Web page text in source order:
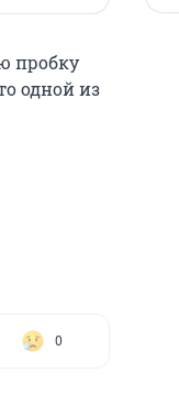
пробку
одной из
0